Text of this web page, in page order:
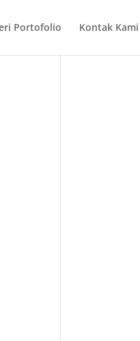
Portofolio Kontak Kami